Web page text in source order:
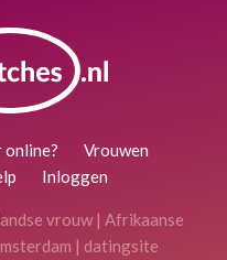
online?
Vrouwen
Inloggen
vrouw | Afrikaanse
| datingsite